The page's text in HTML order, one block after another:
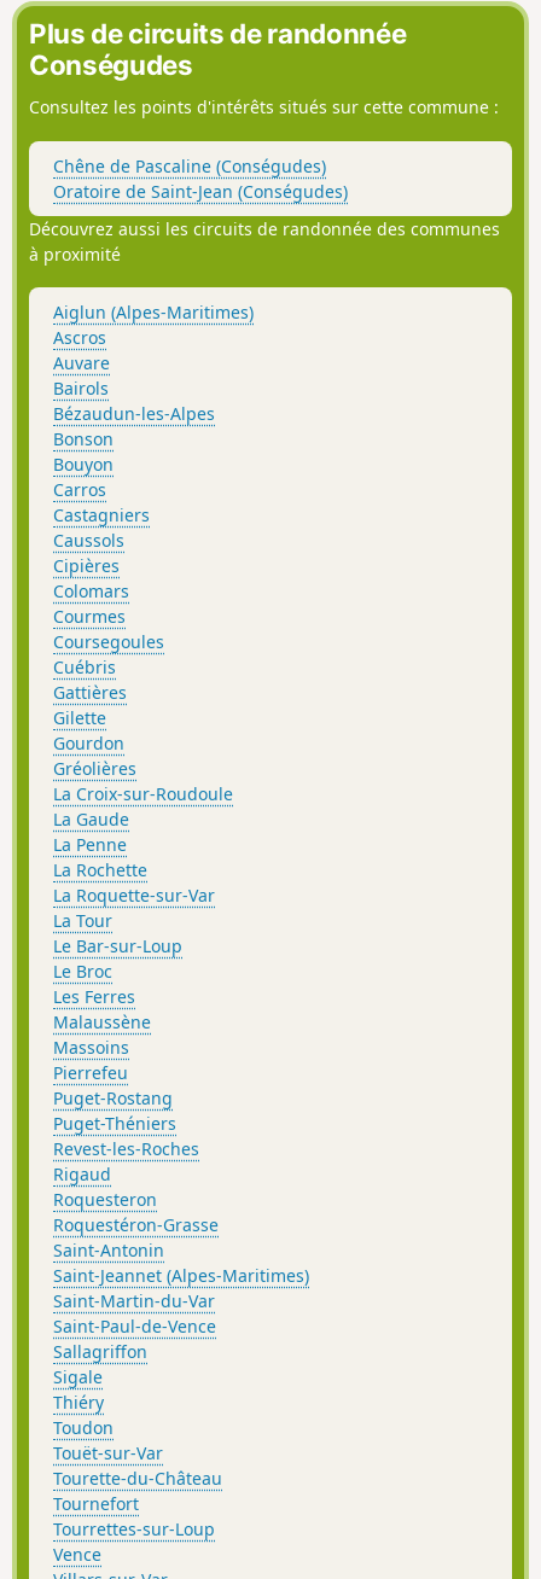
Plus de circuits de randonnée
Conségudes
Consultez les points d'intérêts situés sur cette commune :
Chêne de Pascaline (Conségudes)
Oratoire de Saint-Jean (Conségudes)
Découvrez aussi les circuits de randonnée des communes
à proximité
Aiglun (Alpes-Maritimes)
Ascros
Auvare
Bairols
Bézaudun-les-Alpes
Bonson
Bouyon
Carros
Castagniers
Caussols
Cipières
Colomars
Courmes
Coursegoules
Cuébris
Gattières
Gilette
Gourdon
Gréolières
La Croix-sur-Roudoule
La Gaude
La Penne
La Rochette
La Roquette-sur-Var
La Tour
Le Bar-sur-Loup
Le Broc
Les Ferres
Malaussène
Massoins
Pierrefeu
Puget-Rostang
Puget-Théniers
Revest-les-Roches
Rigaud
Roquesteron
Roquestéron-Grasse
Saint-Antonin
Saint-Jeannet (Alpes-Maritimes)
Saint-Martin-du-Var
Saint-Paul-de-Vence
Sallagriffon
Sigale
Thiéry
Toudon
Touët-sur-Var
Tourette-du-Château
Tournefort
Tourrettes-sur-Loup
Vence